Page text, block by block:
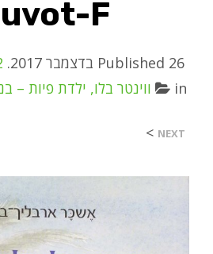
F
Published 26 בדצמבר 2017 . Size:
in
ווינטר בלו, ילדת פיות –
NEXT
>